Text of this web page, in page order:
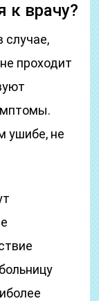
к врачу?
проходит
ушибе, не